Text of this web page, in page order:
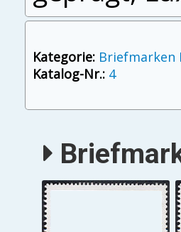
Kategorie: Briefmarken
Katalog-Nr.: 4